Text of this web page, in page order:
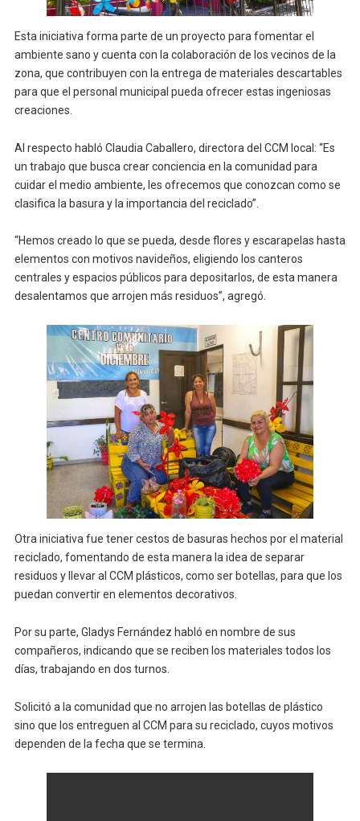
Esta iniciativa forma parte de un proyecto para fomentar el
ambiente sano y cuenta con la colaboración de los vecinos de la
zona, que contribuyen con la entrega de materiales descartables
para que el personal municipal pueda ofrecer estas ingeniosas
creaciones.
Al respecto habló Claudia Caballero, directora del CCM local: “Es
un trabajo que busca crear conciencia en la comunidad para
cuidar el medio ambiente, les ofrecemos que conozcan como se
clasifica la basura y la importancia del reciclado”.
“Hemos creado lo que se pueda, desde flores y escarapelas hasta
elementos con motivos navideños, eligiendo los canteros
centrales y espacios públicos para depositarlos, de esta manera
desalentamos que arrojen más residuos”, agregó.
Otra iniciativa fue tener cestos de basuras hechos por el material
reciclado, fomentando de esta manera la idea de separar
residuos y llevar al CCM plásticos, como ser botellas, para que los
puedan convertir en elementos decorativos.
Por su parte, Gladys Fernández habló en nombre de sus
compañeros, indicando que se reciben los materiales todos los
días, trabajando en dos turnos.
Solicitó a la comunidad que no arrojen las botellas de plástico
sino que los entreguen al CCM para su reciclado, cuyos motivos
dependen de la fecha que se termina.